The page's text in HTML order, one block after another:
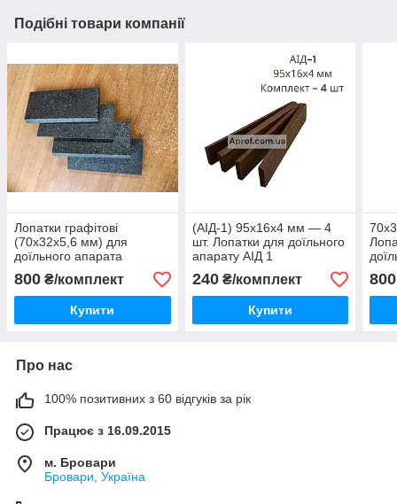
Подібні товари компанії
Лопатки графітові
(70х32х5,6 мм) для
доїльного апарата
LBM.136. комплект - 4 шт
800 ₴/комплект
Купити
(АІД-1) 95х16х4 мм — 4
шт. Лопатки для доїльного
апарату АІД 1
240₴/комплект
Купити
800
Про нас
100% позитивних з 60 відгуків за рік
Працює з 16.09.2015
м. Бровари
Бровари, Україна